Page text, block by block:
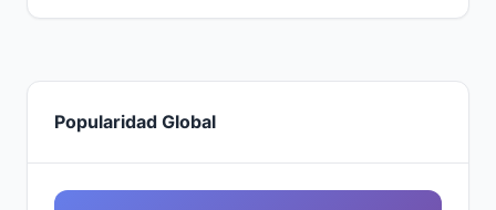
Popularidad Global